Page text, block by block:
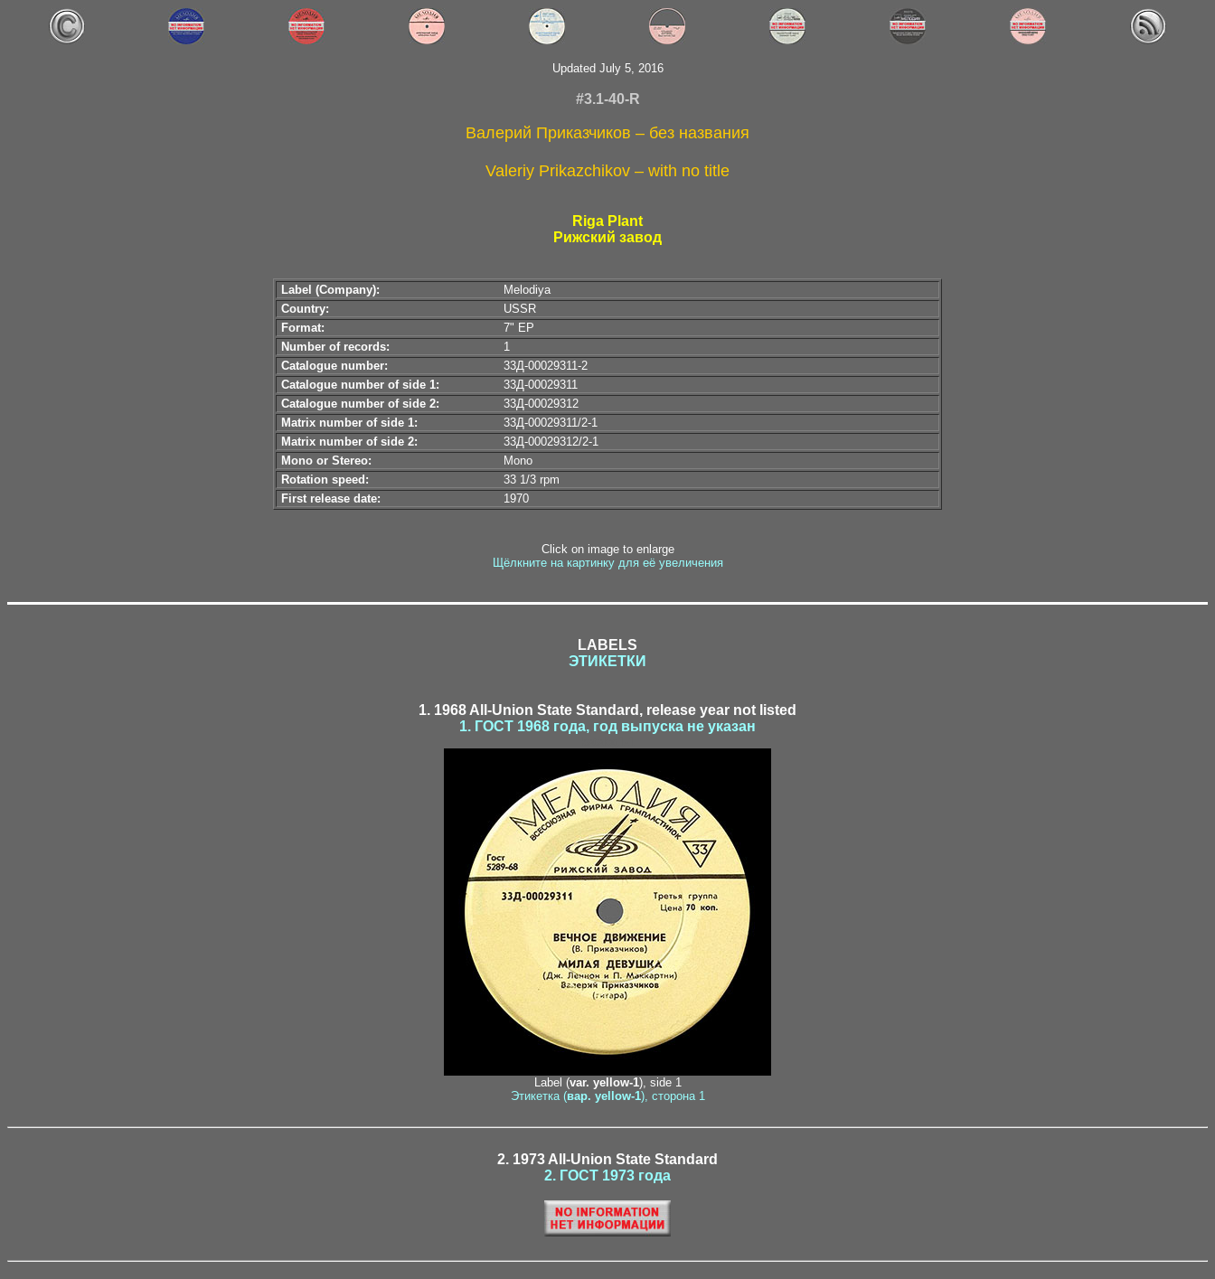
Updated July 5, 2016
#3.1-40-R
Валерий Приказчиков – без названия
Valeriy Prikazchikov – with no title
Riga Plant
Рижский завод
Label (Company):
Melodiya
Country:
USSR
Format:
7" EP
Number of records:
1
Catalogue number:
33Д-00029311-2
Catalogue number of side 1:
33Д-00029311
Catalogue number of side 2:
33Д-00029312
Matrix number of side 1:
33Д-00029311/2-1
Matrix number of side 2:
33Д-00029312/2-1
Mono or Stereo:
Mono
Rotation speed:
33 1/3 rpm
First release date:
1970
Click on image to enlarge
Щёлкните на картинку для её увеличения
LABELS
ЭТИКЕТКИ
1. 1968 All-Union State Standard, release year not listed
1. ГОСТ 1968 года, год выпуска не указан
Label (var. yellow-1), side 1
Этикетка (вар. yellow-1), сторона 1
2. 1973 All-Union State Standard
2. ГОСТ 1973 года